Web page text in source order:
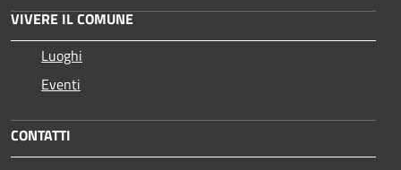
VIVERE IL COMUNE
Luoghi
Eventi
CONTATTI